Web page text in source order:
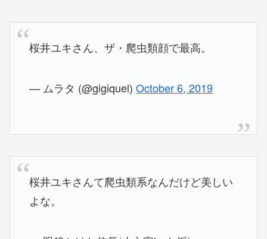
桜井ユキさん、ザ・爬虫類顔で最高。
— ムラタ (@gigiquel)October 6, 2019
桜井ユキさんて爬虫類系なんだけど美しい
よな。